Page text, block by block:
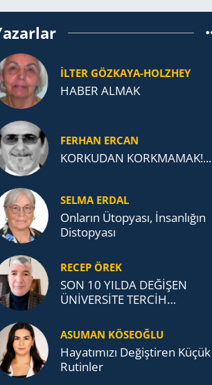
İLTER GÖZKAYA-HOLZHEY
HABER ALMAK
FERHAN ERCAN
KORKUDAN KORKMAMAK!...
SELMA ERDAL
Onların Ütopyası, İnsanlığın
Distopyası
RECEP ÖREK
SON 10 YILDA DEĞİŞEN
ÜNİVERSİTE TERCİH
ASUMAN KÖSEOĞLU
Ha­ya­tı­mı­zı De­ğiş­ti­ren Küçük
Ru­tin­ler